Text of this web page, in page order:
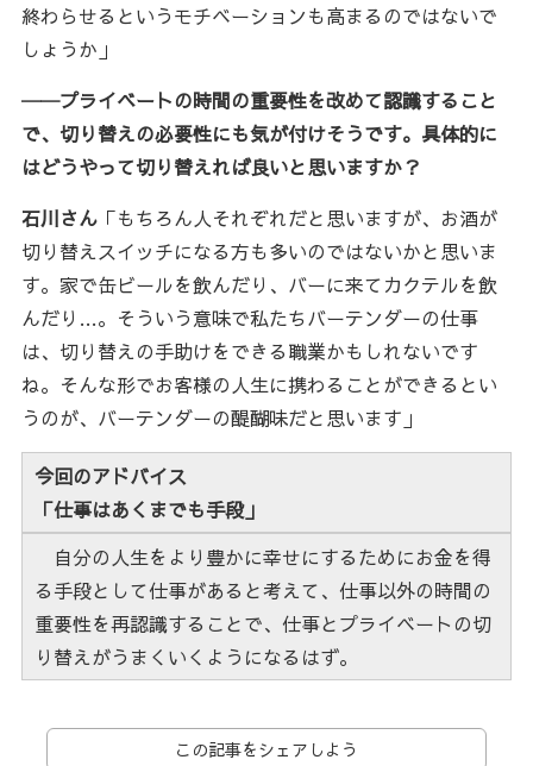
終わらせるというモチベーションも高まるのではないで
しょうか」
──プライベートの時間の重要性を改めて認識すること
で、切り替えの必要性にも気が付けそうです。具体的に
はどうやって切り替えれば良いと思いますか？
石川さん「もちろん人それぞれだと思いますが、お酒が
切り替えスイッチになる方も多いのではないかと思いま
す。家で缶ビールを飲んだり、バーに来てカクテルを飲
んだり…。そういう意味で私たちバーテンダーの仕事
は、切り替えの手助けをできる職業かもしれないです
ね。そんな形でお客様の人生に携わることができるとい
うのが、バーテンダーの醍醐味だと思います」
今回のアドバイス
「仕事はあくまでも手段」
自分の人生をより豊かに幸せにするためにお金を得
る手段として仕事があると考えて、仕事以外の時間の
重要性を再認識することで、仕事とプライベートの切
り替えがうまくいくようになるはず。
この記事をシェアしよう